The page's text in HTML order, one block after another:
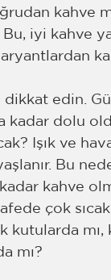
Bu, iyi kahve
edin.
kadar dolu
Işık ve
Bu
kahve
çok
kutularda
mı?